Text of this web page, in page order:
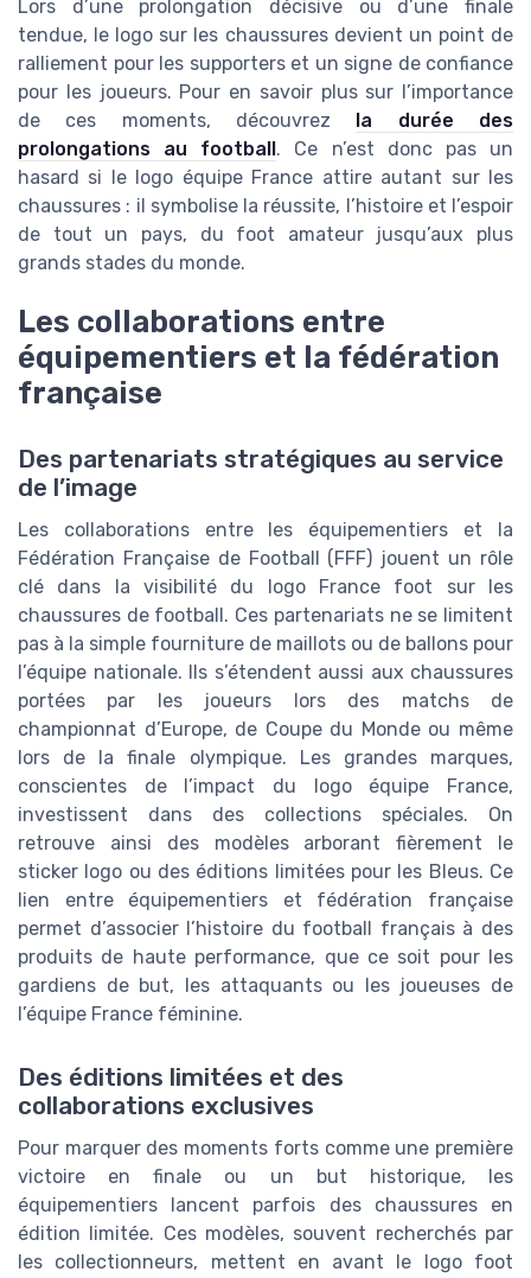
Lors d’une prolongation décisive ou d’une finale
tendue, le logo sur les chaussures devient un point de
ralliement pour les supporters et un signe de confiance
pour les joueurs. Pour en savoir plus sur l’importance
de ces moments, découvrez la durée des
prolongations au football. Ce n’est donc pas un
hasard si le logo équipe France attire autant sur les
chaussures : il symbolise la réussite, l’histoire et l’espoir
de tout un pays, du foot amateur jusqu’aux plus
grands stades du monde.
Les collaborations entre
équipementiers et la fédération
française
Des partenariats stratégiques au service
de l’image
Les collaborations entre les équipementiers et la
Fédération Française de Football (FFF) jouent un rôle
clé dans la visibilité du logo France foot sur les
chaussures de football. Ces partenariats ne se limitent
pas à la simple fourniture de maillots ou de ballons pour
l’équipe nationale. Ils s’étendent aussi aux chaussures
portées par les joueurs lors des matchs de
championnat d’Europe, de Coupe du Monde ou même
lors de la finale olympique. Les grandes marques,
conscientes de l’impact du logo équipe France,
investissent dans des collections spéciales. On
retrouve ainsi des modèles arborant fièrement le
sticker logo ou des éditions limitées pour les Bleus. Ce
lien entre équipementiers et fédération française
permet d’associer l’histoire du football français à des
produits de haute performance, que ce soit pour les
gardiens de but, les attaquants ou les joueuses de
l’équipe France féminine.
Des éditions limitées et des
collaborations exclusives
Pour marquer des moments forts comme une première
victoire en finale ou un but historique, les
équipementiers lancent parfois des chaussures en
édition limitée. Ces modèles, souvent recherchés par
les collectionneurs, mettent en avant le logo foot